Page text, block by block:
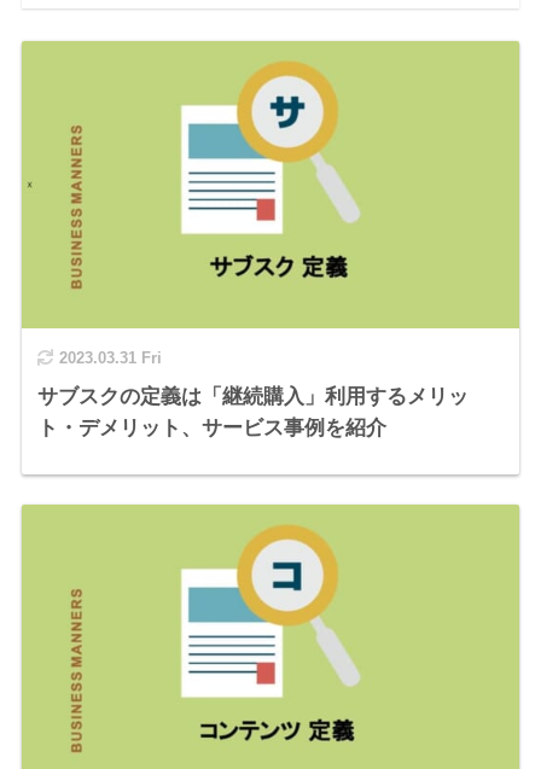
2023.03.31 Fri
サブスクの定義は「継続購入」利用するメリッ
ト・デメリット、サービス事例を紹介